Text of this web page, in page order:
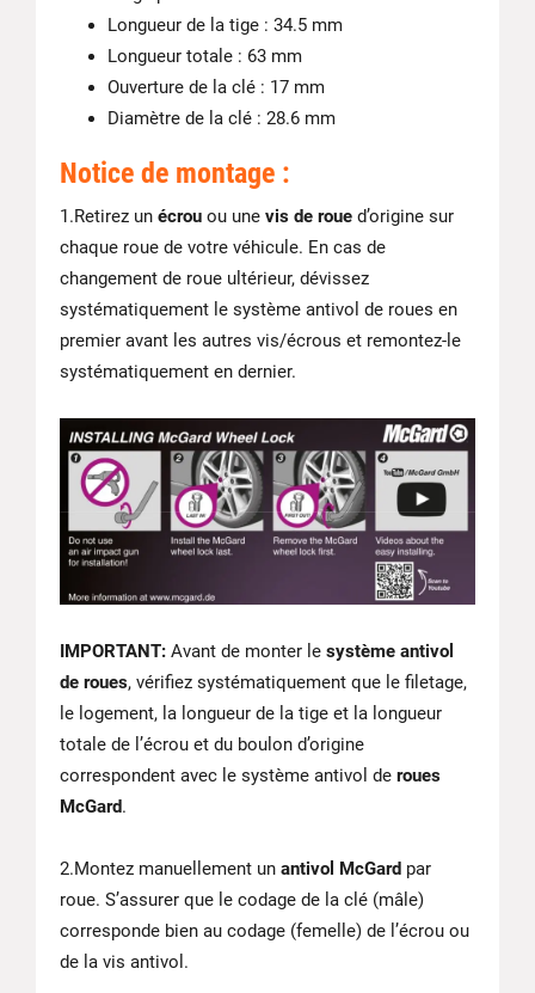
Longueur de la tige : 34.5 mm
Longueur totale : 63 mm
Ouverture de la clé : 17 mm
Diamètre de la clé : 28.6 mm
Notice de montage :
1.Retirez un écrou ou une vis de roue d’origine sur
chaque roue de votre véhicule. En cas de
changement de roue ultérieur, dévissez
systématiquement le système antivol de roues en
premier avant les autres vis/écrous et remontez-le
systématiquement en dernier.
IMPORTANT: Avant de monter le système antivol
de roues, vérifiez systématiquement que le filetage,
le logement, la longueur de la tige et la longueur
totale de l’écrou et du boulon d’origine
correspondent avec le système antivol de roues
McGard.
2.Montez manuellement un antivol McGard par
roue. S’assurer que le codage de la clé (mâle)
corresponde bien au codage (femelle) de l’écrou ou
de la vis antivol.